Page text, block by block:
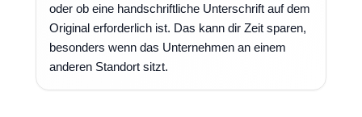
oder ob eine handschriftliche Unterschrift auf dem
Original erforderlich ist. Das kann dir Zeit sparen,
besonders wenn das Unternehmen an einem
anderen Standort sitzt.